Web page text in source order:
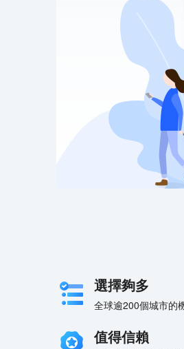
選擇夠多
全球逾200個城市的
值得信賴